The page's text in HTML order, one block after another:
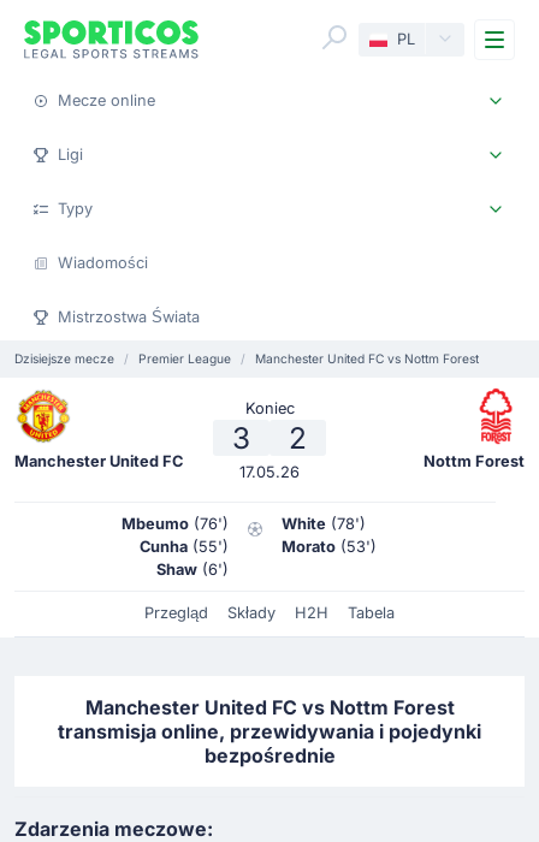
PL
Mecze online
Ligi
Typy
Wiadomości
Mistrzostwa Świata
Dzisiejsze mecze Premier League Manchester United FC vs Nottm Forest
Manchester United FC
Koniec
3 2
17.05.26
Nottm Forest
Mbeumo (76')
Cunha (55')
Shaw (6')
White (78')
Morato (53')
Przegląd Składy H2H Tabela
Manchester United FC vs Nottm Forest
transmisja online, przewidywania i pojedynki
bezpośrednie
Zdarzenia meczowe: